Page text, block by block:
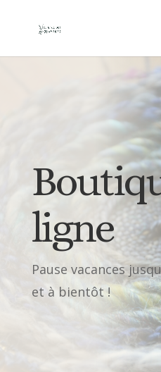
ligne
Pause vacances
et à bientôt !